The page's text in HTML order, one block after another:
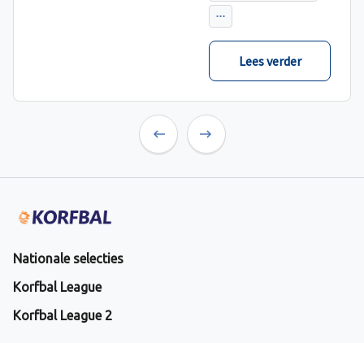
Zeeland U21, werd zoals
verwacht met ruime
cijfers gewonnen.
Lees verder
Nationale selecties
Korfbal League
Korfbal League 2